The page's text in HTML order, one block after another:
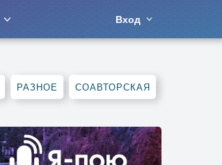
Вход
РАЗНОЕ СОАВТОРСКАЯ